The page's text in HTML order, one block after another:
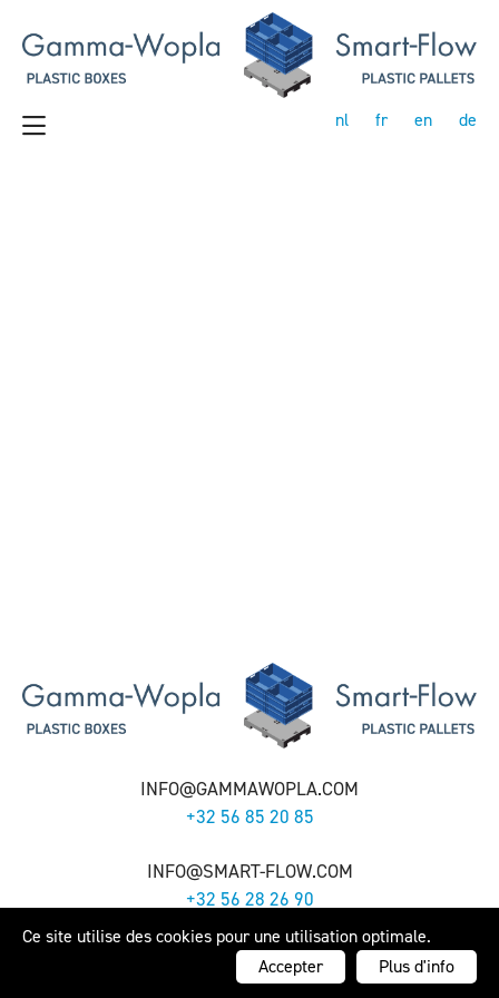
Ce site utilise des cookies pour une utilisation optimale.
Accepter
Plus d'info
nl fr en de
INFO@GAMMAWOPLA.COM
+32 56 85 20 85
INFO@SMART-FLOW.COM
+32 56 28 26 90
Gamma-Wopla nv - Smart-Flow nv - - Webdesign by
Artex
Reclamebureau